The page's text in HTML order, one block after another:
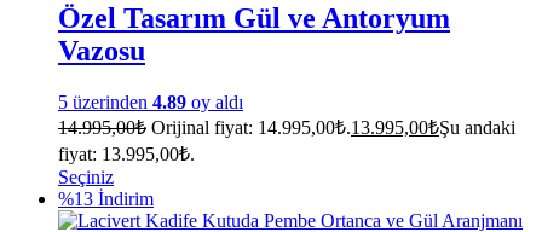
Özel Tasarım Gül ve Antoryum
Vazosu
5 üzerinden 4.89 oy aldı
14.995,00₺ Orijinal fiyat: 14.995,00₺.13.995,00₺Şu andaki
fiyat: 13.995,00₺.
Seçiniz
%13 İndirim